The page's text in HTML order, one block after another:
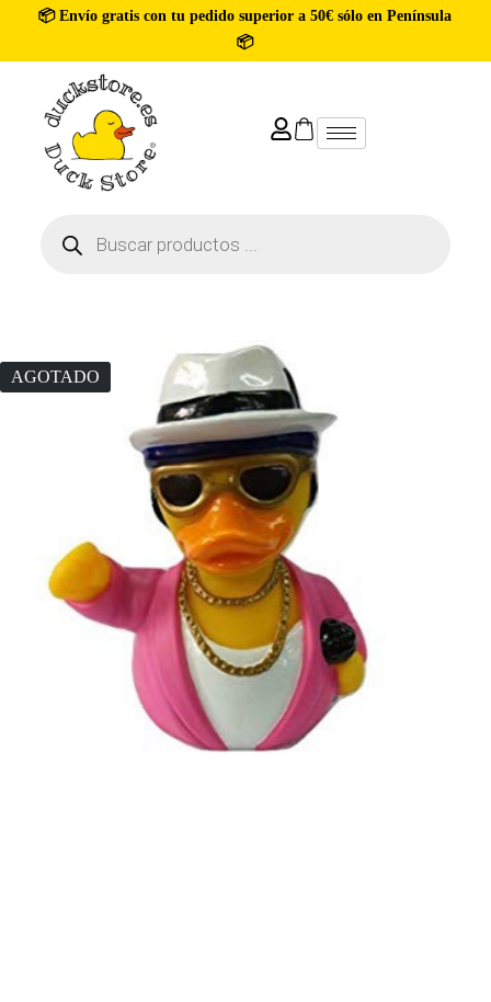
📦 Envío gratis con tu pedido superior a 50€ sólo en Península
📦
AGOTADO